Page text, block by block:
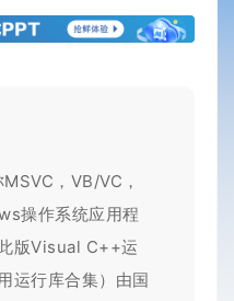
，VB/VC，
操作系统应用程
版Visual C++运
运行库合集）由国